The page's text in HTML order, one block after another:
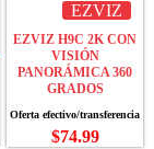
EZVIZ
EZVIZ H9C 2K CON
VISIÓN
PANORÁMICA 360
GRADOS
$74.99